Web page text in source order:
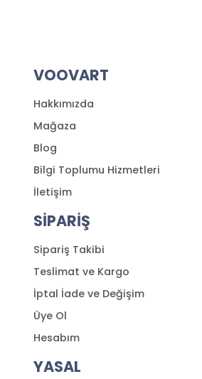
VOOVART
Hakkımızda
Mağaza
Blog
Bilgi Toplumu Hizmetleri
İletişim
SİPARİŞ
Sipariş Takibi
Teslimat ve Kargo
İptal İade ve Değişim
Üye Ol
Hesabım
YASAL